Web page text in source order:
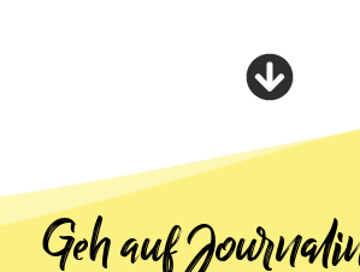
Geh auf